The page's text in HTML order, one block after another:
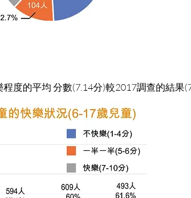
度的平均 分數(7.14分)較2017調查的結果